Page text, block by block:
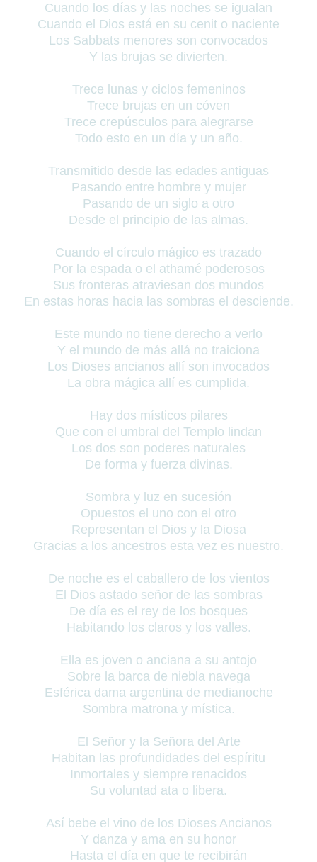
Cuando los días y las noches se igualan
Cuando el Dios está en su cenit o naciente
Los Sabbats menores son convocados
Y las brujas se divierten.
Trece lunas y ciclos femeninos
Trece brujas en un cóven
Trece crepúsculos para alegrarse
Todo esto en un día y un año.
Transmitido desde las edades antiguas
Pasando entre hombre y mujer
Pasando de un siglo a otro
Desde el principio de las almas.
Cuando el círculo mágico es trazado
Por la espada o el athamé poderosos
Sus fronteras atraviesan dos mundos
En estas horas hacia las sombras el desciende.
Este mundo no tiene derecho a verlo
Y el mundo de más allá no traiciona
Los Dioses ancianos allí son invocados
La obra mágica allí es cumplida.
Hay dos místicos pilares
Que con el umbral del Templo lindan
Los dos son poderes naturales
De forma y fuerza divinas.
Sombra y luz en sucesión
Opuestos el uno con el otro
Representan el Dios y la Diosa
Gracias a los ancestros esta vez es nuestro.
De noche es el caballero de los vientos
El Dios astado señor de las sombras
De día es el rey de los bosques
Habitando los claros y los valles.
Ella es joven o anciana a su antojo
Sobre la barca de niebla navega
Esférica dama argentina de medianoche
Sombra matrona y mística.
El Señor y la Señora del Arte
Habitan las profundidades del espíritu
Inmortales y siempre renacidos
Su voluntad ata o libera.
Así bebe el vino de los Dioses Ancianos
Y danza y ama en su honor
Hasta el día en que te recibirán